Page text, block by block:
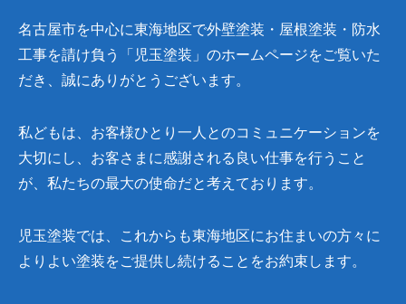
名古屋市を中心に東海地区で外壁塗装・屋根塗装・防水
工事を請け負う「児玉塗装」のホームページをご覧いた
だき、誠にありがとうございます。
私どもは、お客様ひとり一人とのコミュニケーションを
大切にし、お客さまに感謝される良い仕事を行うこと
が、私たちの最大の使命だと考えております。
児玉塗装では、これからも東海地区にお住まいの方々に
よりよい塗装をご提供し続けることをお約束します。